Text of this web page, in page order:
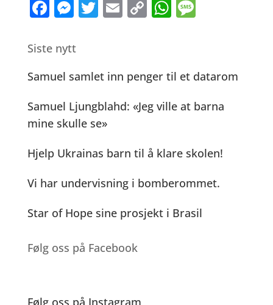
antall
F
c
b
o
o
k
M
ss
n
g
er
T
te
r
E C
Li
n
W
s
A
p
M
a
g
e
Siste nytt
Samuel samlet inn penger til et datarom
Samuel Ljungblahd: «Jeg ville at barna
mine skulle se»
Hjelp Ukrainas barn til å klare skolen!
Vi har undervisning i bomberommet.
Star of Hope sine prosjekt i Brasil
Følg oss på Facebook
Følg oss på Instagram